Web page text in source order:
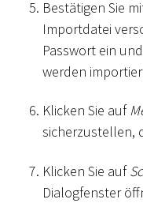
Bestätigen Sie
Importdatei
Passwort ein
werden
Klicken Sie auf
sicherzustellen,
Klicken Sie auf
Dialogfenster